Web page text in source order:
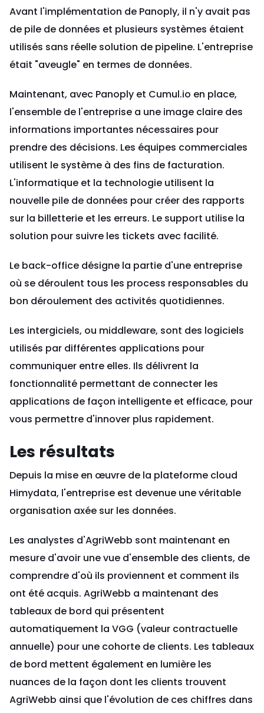
Avant l'implémentation de Panoply, il n'y avait pas
de pile de données et plusieurs systèmes étaient
utilisés sans réelle solution de pipeline. L'entreprise
était "aveugle" en termes de données.
Maintenant, avec Panoply et Cumul.io en place,
l'ensemble de l'entreprise a une image claire des
informations importantes nécessaires pour
prendre des décisions. Les équipes commerciales
utilisent le système à des fins de facturation.
L'informatique et la technologie utilisent la
nouvelle pile de données pour créer des rapports
sur la billetterie et les erreurs. Le support utilise la
solution pour suivre les tickets avec facilité.
Le back-office désigne la partie d'une entreprise
où se déroulent tous les process responsables du
bon déroulement des activités quotidiennes.
Les intergiciels, ou middleware, sont des logiciels
utilisés par différentes applications pour
communiquer entre elles. Ils délivrent la
fonctionnalité permettant de connecter les
applications de façon intelligente et efficace, pour
vous permettre d'innover plus rapidement.
Les résultats
Depuis la mise en œuvre de la plateforme cloud
Himydata, l'entreprise est devenue une véritable
organisation axée sur les données.
Les analystes d'AgriWebb sont maintenant en
mesure d'avoir une vue d'ensemble des clients, de
comprendre d'où ils proviennent et comment ils
ont été acquis. AgriWebb a maintenant des
tableaux de bord qui présentent
automatiquement la VGG (valeur contractuelle
annuelle) pour une cohorte de clients. Les tableaux
de bord mettent également en lumière les
nuances de la façon dont les clients trouvent
AgriWebb ainsi que l'évolution de ces chiffres dans